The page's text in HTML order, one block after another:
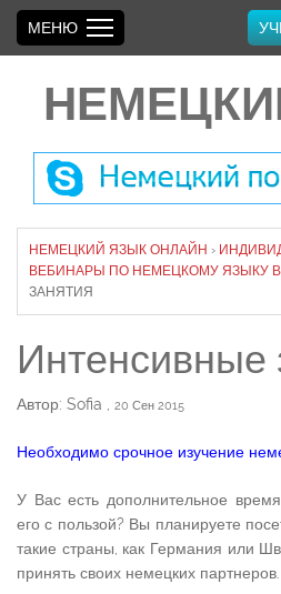
МЕНЮ
НЕМЕЦКИЙ ЯЗЫК ОНЛАЙН ›
ВЕБИНАРЫ ПО НЕМЕЦКОМУ ЯЗЫКУ В
ЗАНЯТИЯ
Интенсивные
Автор: Sofia , 20 Сен 2015
Необходимо срочное изучение
У Вас есть дополнительное
его с пользой? Вы планируете
такие страны, как Германия или
принять своих немецких партнеров.